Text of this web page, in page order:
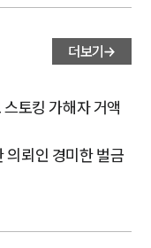
더보기
토킹 가해자 거액
의뢰인 경미한 벌금